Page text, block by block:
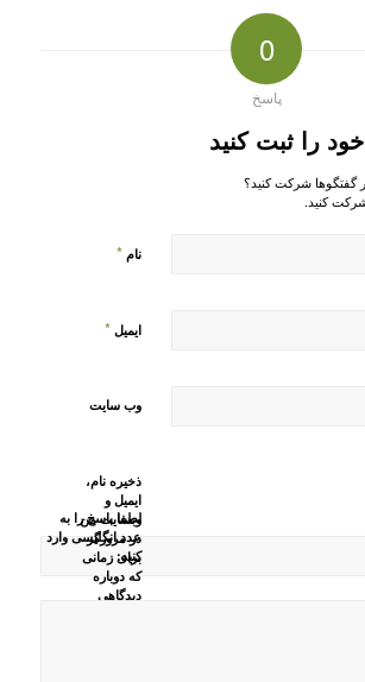
0
پاسخ
را ثبت کنید
گفتگوها شرکت کنید؟
کنید.
نام *
ایمیل *
وب‌ سایت
ذخیره نام،
ایمیل و
وبسایت من
در مرورگر
برای زمانی
که دوباره
دیدگاهی
لطفا پاسخ را به
عدد انگلیسی وارد
کنید: